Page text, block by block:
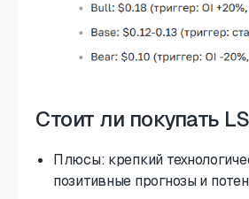
Стоит ли покупать
Плюсы: крепкий
позитивные прогнозы и